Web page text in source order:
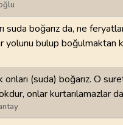
suda boğarız da, ne
yolunu bulup boğulmaktan
(suda) boğarız. O
onlar kurtarılamazlar